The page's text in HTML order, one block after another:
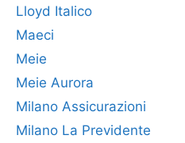
Lloyd Italico
Maeci
Meie
Meie Aurora
Milano Assicurazioni
Milano La Previdente